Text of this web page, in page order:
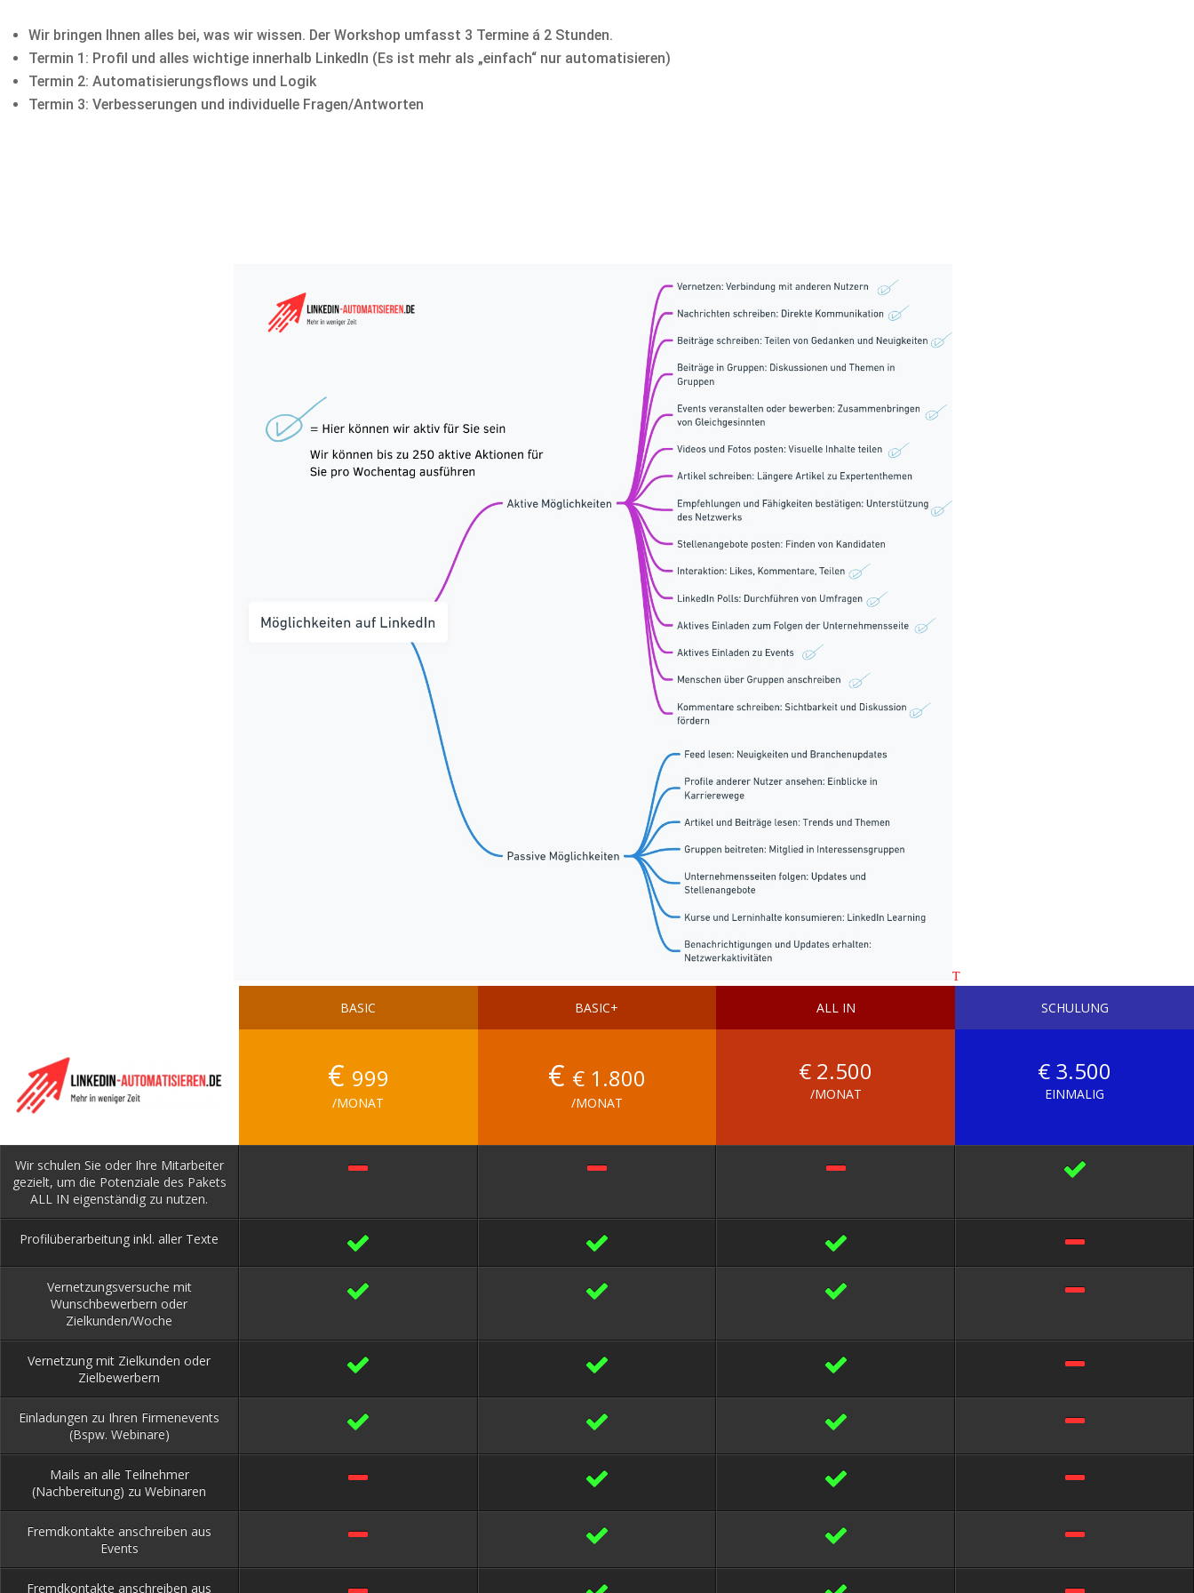
Wir bringen Ihnen alles bei, was wir wissen. Der Workshop umfasst 3 Termine á 2 Stunden.
Termin 1: Profil und alles wichtige innerhalb LinkedIn (Es ist mehr als „einfach“ nur automatisieren)
Termin 2: Automatisierungsflows und Logik
Termin 3: Verbesserungen und individuelle Fragen/Antworten
Wir schulen Sie oder Ihre Mitarbeiter
gezielt, um die Potenziale des Pakets
ALL IN eigenständig zu nutzen.
Profilüberarbeitung inkl. aller Texte
Vernetzungsversuche mit
Wunschbewerbern oder
Zielkunden/Woche
Vernetzung mit Zielkunden oder
Zielbewerbern
Einladungen zu Ihren Firmenevents
(Bspw. Webinare)
Mails an alle Teilnehmer
(Nachbereitung) zu Webinaren
Fremdkontakte anschreiben aus
Events
Fremdkontakte anschreiben aus
BASIC
€ 999
/MONAT
BASIC+
€ € 1 .800
/MONAT
ALL IN
€ 2.500
/MONAT
SCHULUNG
€ 3.500
EINMALIG